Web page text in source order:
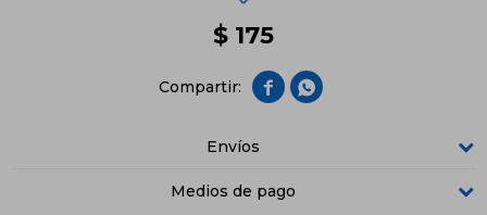
$ 175
 
Envíos
Medios de pago